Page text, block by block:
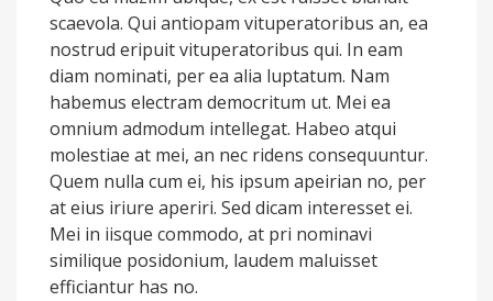
scaevola. Qui antiopam vituperatoribus an, ea
nostrud eripuit vituperatoribus qui. In eam
diam nominati, per ea alia luptatum. Nam
habemus electram democritum ut. Mei ea
omnium admodum intellegat. Habeo atqui
molestiae at mei, an nec ridens consequuntur.
Quem nulla cum ei, his ipsum apeirian no, per
at eius iriure aperiri. Sed dicam interesset ei.
Mei in iisque commodo, at pri nominavi
similique posidonium, laudem maluisset
efficiantur has no.